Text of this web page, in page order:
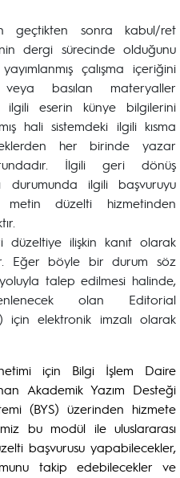
geçtikten sonra kabul/ret
dergi sürecinde olduğunu
çalışma içeriğini
basılan materyaller
eserin künye bilgilerini
hali sistemdeki ilgili kısma
her birinde yazar
İlgili geri dönüş
durumunda ilgili başvuruyu
metin düzelti hizmetinden
düzeltiye ilişkin kanıt olarak
Eğer böyle bir durum söz
talep edilmesi halinde,
olan Editorial
için elektronik imzalı olarak
için Bilgi İşlem Daire
Akademik Yazım Desteği
(BYS) üzerinden hizmete
bu modül ile uluslararası
başvurusu yapabilecekler,
takip edebilecekler ve